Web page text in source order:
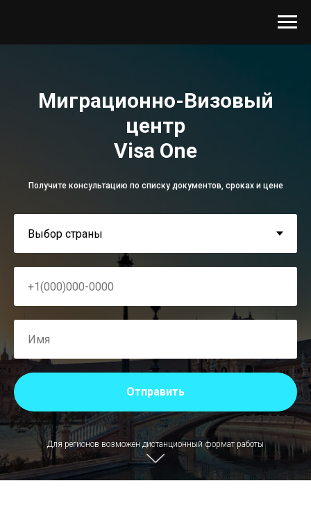
Миграционно-Визовый
центр
Visa One
Получите консультацию по списку документов, сроках и цене
Отправить
Для регионов возможен дистанционный формат работы